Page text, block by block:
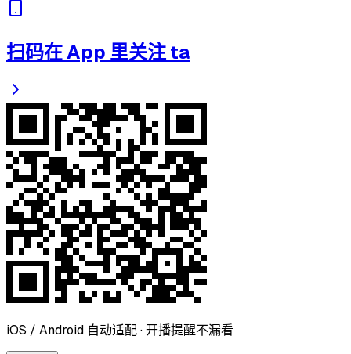
扫码在 App 里关注 ta
iOS / Android 自动适配 · 开播提醒不漏看